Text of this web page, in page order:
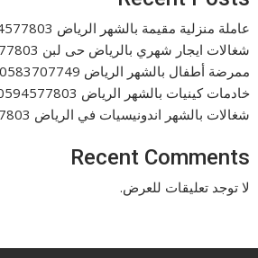
عاملة منزلية مقيمة بالشهر الرياض 0594577803
شغالات ايجار شهري بالرياض حى لبن 0594577803
ممرضة أطفال بالشهر الرياض 0583707749
خادمات كينيات بالشهر الرياض 0594577803
شغالات بالشهر اندونيسيات في الرياض 0594577803
Recent Comments
لا توجد تعليقات للعرض.